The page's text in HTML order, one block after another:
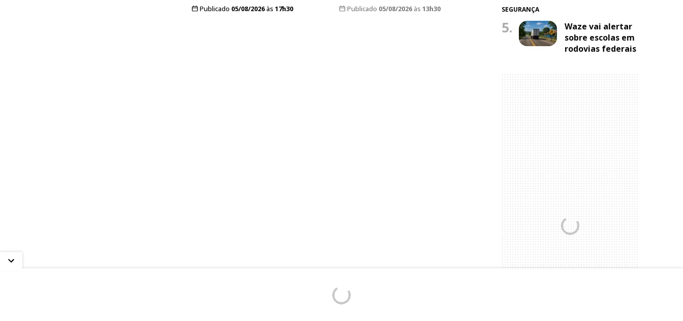
Publicado 05/08/2026às 17h30 Publicado 05/08/2026às 13h30 SEGURANÇA
5.
Waze vai alertar
sobre escolas em
rodovias federais